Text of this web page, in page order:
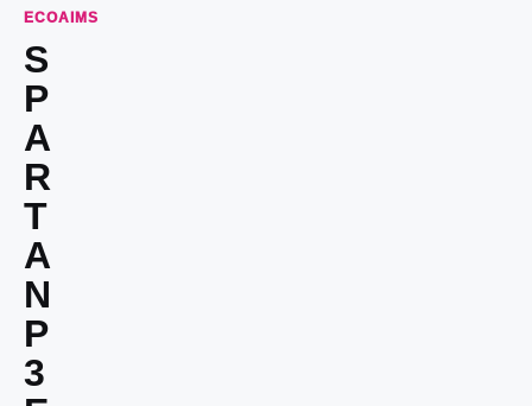
ECOAIMS
S
P
A
R
T
A
N
P
3